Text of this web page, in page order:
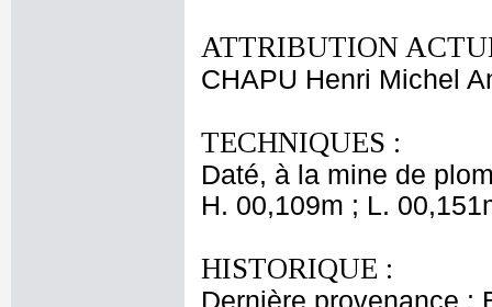
ATTRIBUTION
CHAPU Henri Michel
TECHNIQUES :
Daté, à la mine de
H. 00,109m ; L.
HISTORIQUE :
Dernière provenance :